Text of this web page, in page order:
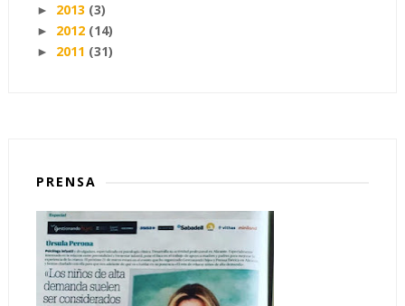
► 2013 (3)
► 2012 (14)
► 2011 (31)
PRENSA